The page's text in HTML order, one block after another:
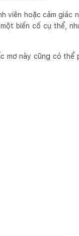
viên hoặc cảm giác
biến cố cụ thể,
mơ này cũng có thể